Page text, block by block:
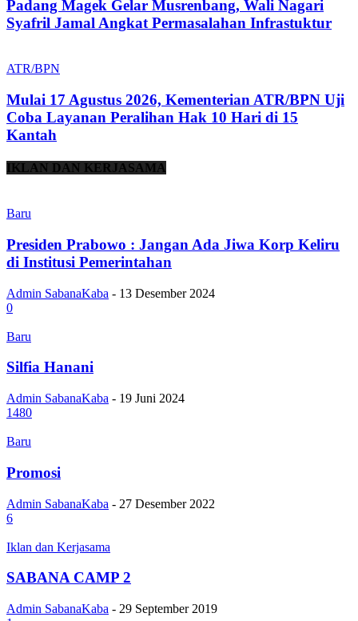
Padang Magek Gelar Musrenbang, Wali Nagari
Syafril Jamal Angkat Permasalahan Infrastuktur
ATR/BPN
Mulai 17 Agustus 2026, Kementerian ATR/BPN Uji
Coba Layanan Peralihan Hak 10 Hari di 15
Kantah
IKLAN DAN KERJASAMA
Baru
Presiden Prabowo : Jangan Ada Jiwa Korp Keliru
di Institusi Pemerintahan
Admin SabanaKaba - 13 Desember 2024
0
Baru
Silfia Hanani
Admin SabanaKaba - 19 Juni 2024
1480
Baru
Promosi
Admin SabanaKaba - 27 Desember 2022
6
Iklan dan Kerjasama
SABANA CAMP 2
Admin SabanaKaba - 29 September 2019